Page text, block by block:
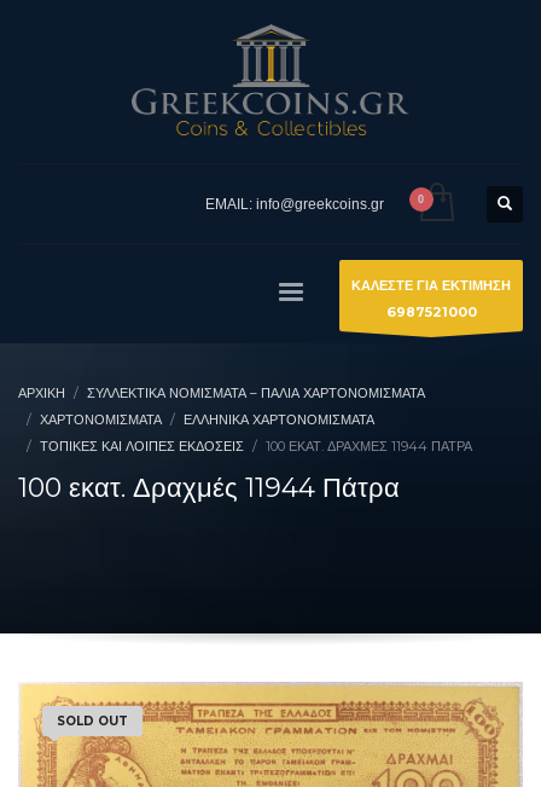
EMAIL: info@greekcoins.gr
ΚΑΛΕΣΤΕ ΓΙΑ ΕΚΤΙΜΗΣΗ
6987521000
ΑΡΧΙΚΉ
ΣΥΛΛΕΚΤΙΚΆ ΝΟΜΊΣΜΑΤΑ – ΠΑΛΙΆ ΧΑΡΤΟΝΟΜΊΣΜΑΤΑ
ΧΑΡΤΟΝΟΜΙΣΜΑΤΑ
ΕΛΛΗΝΙΚΆ ΧΑΡΤΟΝΟΜΊΣΜΑΤΑ
ΤΟΠΙΚΈΣ ΚΑΙ ΛΟΙΠΈΣ ΕΚΔΌΣΕΙΣ
100 ΕΚΑΤ. ΔΡΑΧΜΈΣ 11944 ΠΆΤΡΑ
100 εκατ. Δραχμές 11944 Πάτρα
SOLD OUT